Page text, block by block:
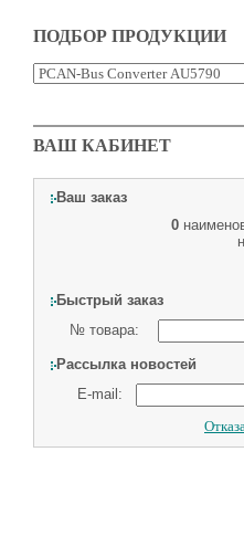
ПОДБОР ПРОДУКЦИИ
ВАШ КАБИНЕТ
Ваш заказ
0
Быстрый заказ
№ товара:
Рассылка новостей
E-mail: